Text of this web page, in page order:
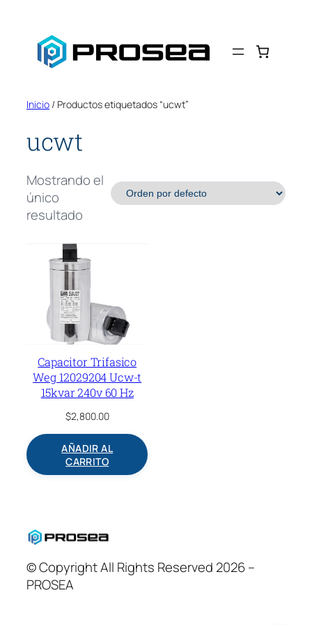
contenido
Inicio / Productos etiquetados “ucwt”
ucwt
Mostrando el
único
resultado
Capacitor Trifasico
Weg 12029204 Ucw-t
15kvar 240v 60 Hz
$2,800.00
AÑADIR AL
CARRITO
© Copyright All Rights Reserved 2026 –
PROSEA